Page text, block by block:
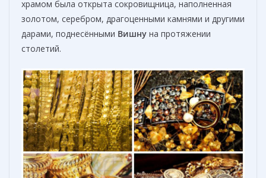
храмом была открыта сокровищница, наполненная
золотом, серебром, драгоценными камнями и другими
дарами, поднесёнными Вишну на протяжении
столетий.